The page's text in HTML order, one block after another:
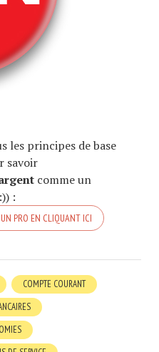
les principes de base
savoir
comme un
:
PRO EN CLIQUANT ICI
COMPTE COURANT